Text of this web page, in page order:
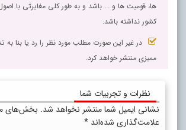
ها، قومیت ها و ... باشد و به طور کلی مغایرتی با
کشور نداشته باشد.
در غیر این صورت مطلب مورد نظر را رد یا بنا
ممیزی منتشر خواهد کرد.
نظرات و تجربیات شما
نشانی ایمیل شما منتشر نخواهد شد. بخش‌های
علامت‌گذاری شده‌اند *